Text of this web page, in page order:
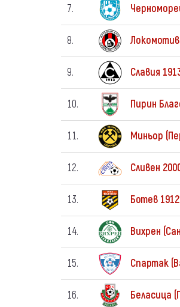
7.
8.
9. Славия
10. Пирин
11. Миньор
12. Сливен
13. Ботев
14. Вихрен
15. Спартак
16. Беласица